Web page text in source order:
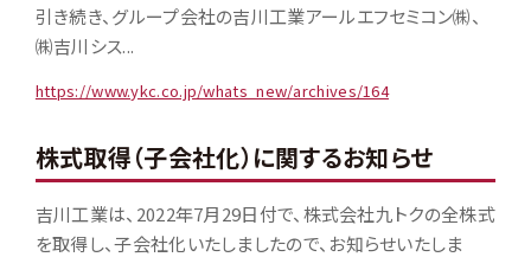
引き続き、グループ会社の吉川工業アールエフセミコン㈱、
㈱吉川シス...
https://www.ykc.co.jp/whats_new/archives/164
株式取得（子会社化）に関するお知らせ
吉川工業は、2022年7月29日付で、株式会社九トクの全株式
を取得し、子会社化いたしましたので、お知らせいたしま